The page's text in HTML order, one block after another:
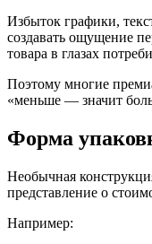
Избыток графики,
создавать ощущение
товара в глазах
Поэтому многие
«меньше — значит
Форма
Необычная
представление о
Например: